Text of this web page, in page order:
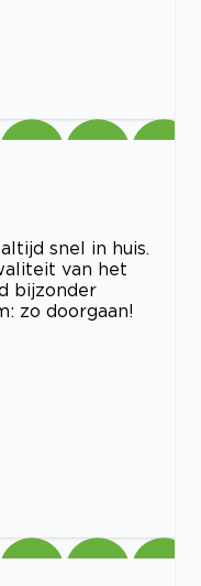
snel in huis.
van het
bijzonder
zo doorgaan!